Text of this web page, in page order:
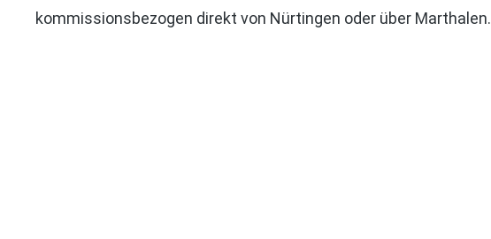
kommissionsbezogen direkt von Nürtingen oder über Marthalen.